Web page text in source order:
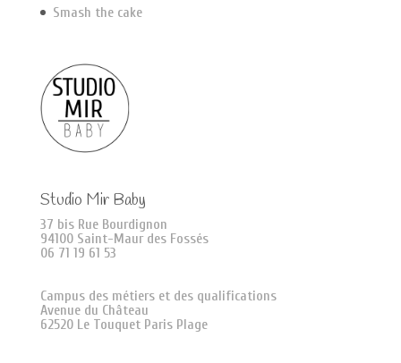
Smash the cake
Studio Mir Baby
37 bis Rue Bourdignon
94100 Saint-Maur des Fossés
06 71 19 61 53
Campus des métiers et des qualifications
Avenue du Château
62520 Le Touquet Paris Plage